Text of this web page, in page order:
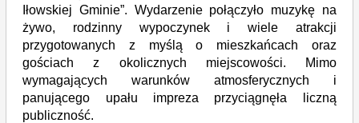
Iłowskiej Gminie”. Wydarzenie połączyło muzykę na
żywo, rodzinny wypoczynek i wiele atrakcji
przygotowanych z myślą o mieszkańcach oraz
gościach z okolicznych miejscowości. Mimo
wymagających warunków atmosferycznych i
panującego upału impreza przyciągnęła liczną
publiczność.